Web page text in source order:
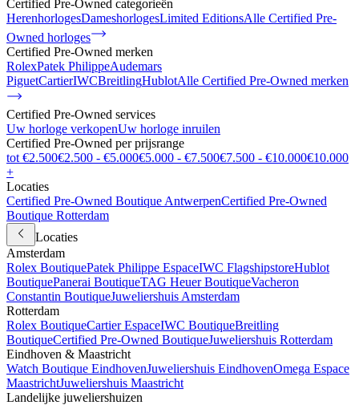
Certified Pre-Owned categorieën
HerenhorlogesDameshorlogesLimited EditionsAlle Certified Pre-
Owned horloges
Certified Pre-Owned merken
RolexPatek PhilippeAudemars
PiguetCartierIWCBreitlingHublotAlle Certified Pre-Owned merken
Certified Pre-Owned services
Uw horloge verkopenUw horloge inruilen
Certified Pre-Owned per prijsrange
tot €2.500€2.500 - €5.000€5.000 - €7.500€7.500 - €10.000€10.000
+
Locaties
Certified Pre-Owned Boutique AntwerpenCertified Pre-Owned
Boutique Rotterdam
Locaties
Amsterdam
Rolex BoutiquePatek Philippe EspaceIWC FlagshipstoreHublot
BoutiquePanerai BoutiqueTAG Heuer BoutiqueVacheron
Constantin BoutiqueJuweliershuis Amsterdam
Rotterdam
Rolex BoutiqueCartier EspaceIWC BoutiqueBreitling
BoutiqueCertified Pre-Owned BoutiqueJuweliershuis Rotterdam
Eindhoven & Maastricht
Watch Boutique EindhovenJuweliershuis EindhovenOmega Espace
MaastrichtJuweliershuis Maastricht
Landelijke juweliershuizen